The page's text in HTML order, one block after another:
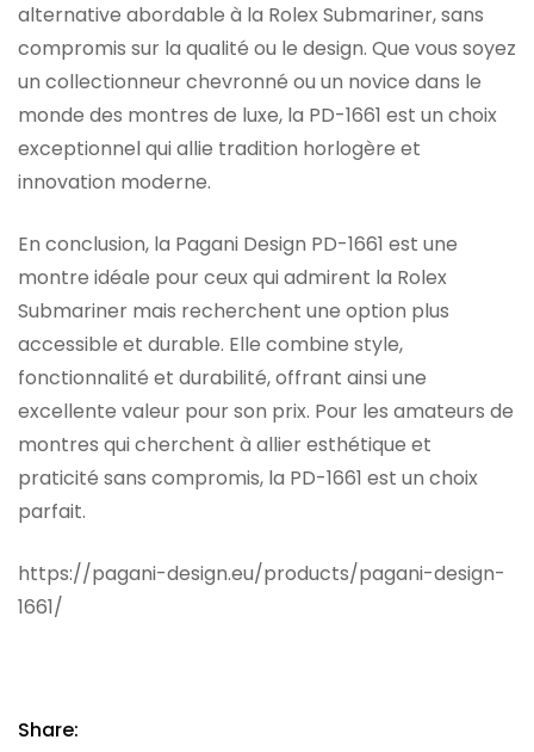
alternative abordable à la Rolex Submariner, sans
compromis sur la qualité ou le design. Que vous soyez
un collectionneur chevronné ou un novice dans le
monde des montres de luxe, la PD-1661 est un choix
exceptionnel qui allie tradition horlogère et
innovation moderne.
En conclusion, la Pagani Design PD-1661 est une
montre idéale pour ceux qui admirent la Rolex
Submariner mais recherchent une option plus
accessible et durable. Elle combine style,
fonctionnalité et durabilité, offrant ainsi une
excellente valeur pour son prix. Pour les amateurs de
montres qui cherchent à allier esthétique et
praticité sans compromis, la PD-1661 est un choix
parfait.
https://pagani-design.eu/products/pagani-design-
1661/
Share: